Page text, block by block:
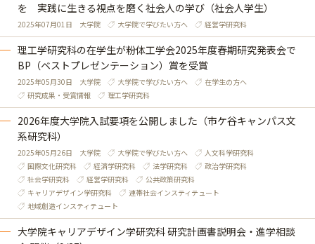
を 実践に生きる視点を磨く社会人の学び（社会人学生）
2025年07月01日 大学院 大学院で学びたい方へ 経営学研究科
理工学研究科の在学生が粉体工学会2025年度春期研究発表会で
BP（ベストプレゼンテーション）賞を受賞
2025年05月30日 大学院 大学院で学びたい方へ
在学生の方へ
研究成果・受賞情報
理工学研究科
2026年度大学院入試要項を公開しました（市ケ谷キャンパス文
系研究科）
2025年05月26日 大学院 大学院で学びたい方へ
人文科学研究科
国際文化研究科
経済学研究科 法学研究科
政治学研究科
社会学研究科
経営学研究科
公共政策研究科
キャリアデザイン学研究科
連帯社会インスティテュート
地域創造インスティテュート
大学院キャリアデザイン学研究科 研究計画書説明会・進学相談